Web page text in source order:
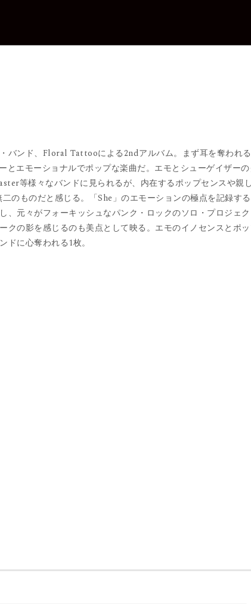
バンド、Floral Tattooによる2ndアルバム。まず耳を奪われ
エモーショナルでポップな楽曲だ。エモとシューゲイザーの
等様々なバンドに見られるが、内在するポップセンスや親
ものだと感じる。「She」のエモーションの極点を記録す
、元々がフォーキッシュなパンク・ロックのソロ・プロジェク
クの影を感じるのも美点として映る。エモのイノセンスとポ
に心奪われる1枚。